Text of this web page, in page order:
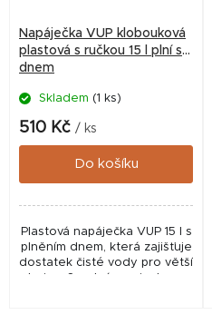
Napáječka VUP klobouková
plastová s ručkou 15 l plní se
dnem
Skladem (1 ks)
510 Kč / ks
Do košíku
Plastová napáječka VUP 15 l s
plněním dnem, která zajišťuje
dostatek čisté vody pro větší
hejna. Snadná manipulace,